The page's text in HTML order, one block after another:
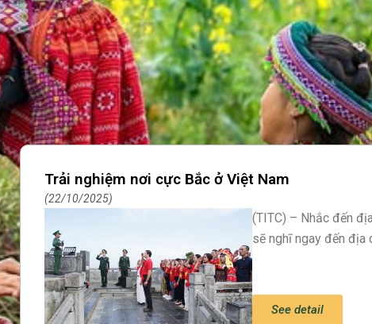
Trải nghiệm nơi cực Bắc ở Việt Nam
22/10/2025
(TITC) – Nhắc đến
sẽ nghĩ ngay đến địa
See detail